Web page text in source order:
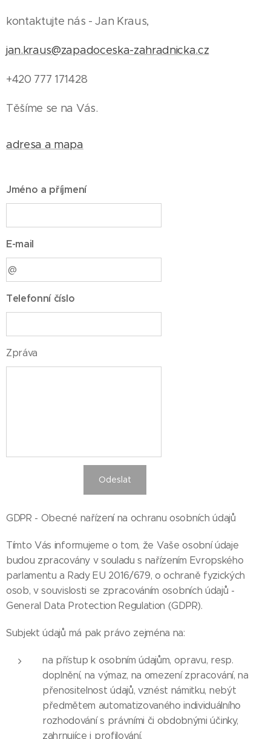
kontaktujte nás - Jan Kraus,
jan.kraus@zapadoceska-zahradnicka.cz
+420 777 171428
Těšíme se na Vás.
adresa a mapa
Jméno a příjmení
E-mail
Telefonní číslo
Zpráva
Odeslat
GDPR - Obecné nařízení na ochranu osobních údajů
Tímto Vás informujeme o tom, že Vaše osobní údaje
budou zpracovány v souladu s nařízením Evropského
parlamentu a Rady EU 2016/679, o ochraně fyzických
osob, v souvislosti se zpracováním osobních údajů -
General Data Protection Regulation (GDPR).
Subjekt údajů má pak právo zejména na:
na přístup k osobním údajům, opravu, resp.
doplnění, na výmaz, na omezení zpracování, na
přenositelnost údajů, vznést námitku, nebýt
předmětem automatizovaného individuálního
rozhodování s právními či obdobnými účinky,
zahrnujíce i profilování.